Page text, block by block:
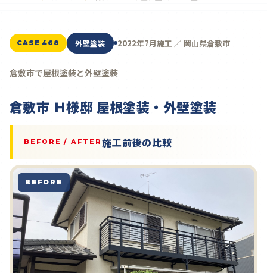
CASE 468 外壁塗装 2022年7月施工 ／ 岡山県倉敷市
倉敷市で屋根塗装と外壁塗装
倉敷市 Ｈ様邸 屋根塗装・外壁塗装
BEFORE / AFTER 施工前後の比較
BEFORE